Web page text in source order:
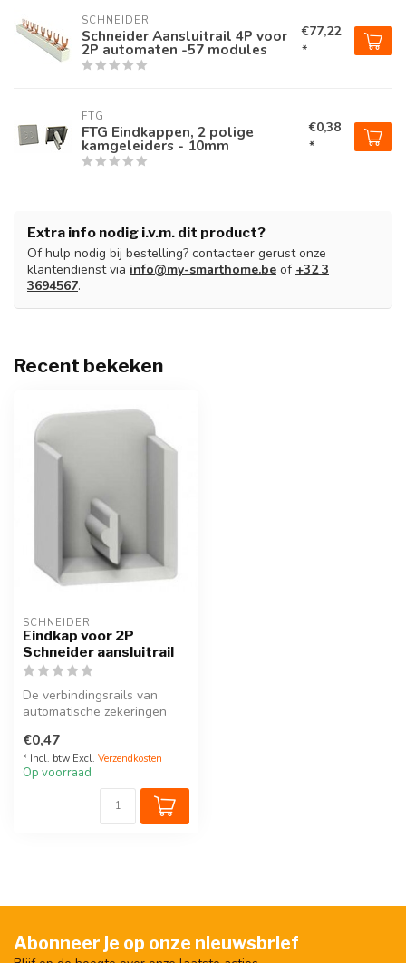
SCHNEIDER
Schneider Aansluitrail 4P voor
2P automaten -57 modules
€77,22
*
FTG
FTG Eindkappen, 2 polige
kamgeleiders - 10mm
€0,38
*
Extra info nodig i.v.m. dit product?
Of hulp nodig bij bestelling? contacteer gerust onze
klantendienst via info@my-smarthome.be of +32 3
3694567.
Recent bekeken
SCHNEIDER
Eindkap voor 2P
Schneider aansluitrail
De verbindingsrails van
automatische zekeringen
afgezaagd,...
€0,47
* Incl. btw Excl. Verzendkosten
Op voorraad
Abonneer je op onze nieuwsbrief